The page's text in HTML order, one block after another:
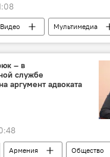
Видео
Мультимедиа
наводнение
– в
службе
аргумент адвоката
Армения
Общество